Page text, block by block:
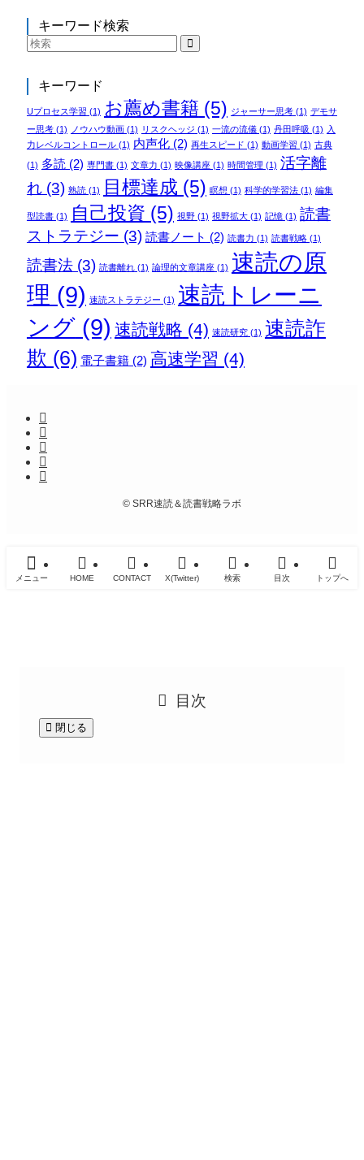
キーワード検索
キーワード
Uプロセス学習 (1) お薦め書籍 (5) ジャーサー思考(1) デモサ
ー思考(1) ノウハウ動画(1) リスクヘッジ (1) 一流の流儀(1) 丹田呼吸 (1) 入
力レベルコントロール(1) 内声化(2) 再生スピード (1) 動画学習 (1) 古典
(1) 多読 (2) 専門書(1) 文章力 (1) 映像講座(1) 時間管理 (1) 活字離
れ(3) 熟読(1) 目標達成 (5) 瞑想 (1) 科学的学習法(1) 編集
型読書(1) 自己投資 (5) 視野(1) 視野拡大(1) 記憶(1) 読書
ストラテジー (3) 読書ノート (2) 読書力 (1) 読書戦略(1)
読書法(3) 読書離れ(1) 論理的文章講座(1) 速読の原
理 (9) 速読ストラテジー (1) 速読トレーニ
ング(9) 速読戦略 (4) 速読研究(1) 速読詐
欺 (6) 電子書籍(2) 高速学習 (4)
© SRR速読＆読書戦略ラボ
メニュー HOME CONTACT X(Twitter) 検索 目次 トップへ
目次
閉じる